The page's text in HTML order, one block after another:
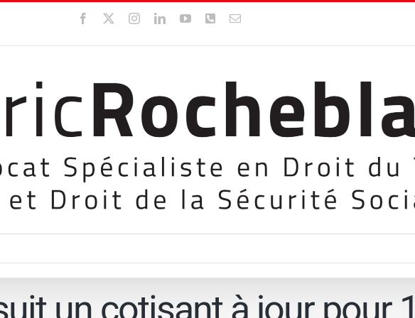
Facebook InstagramLinkedInYouTubeWhatsApp
Email
un cotisant à jour pour